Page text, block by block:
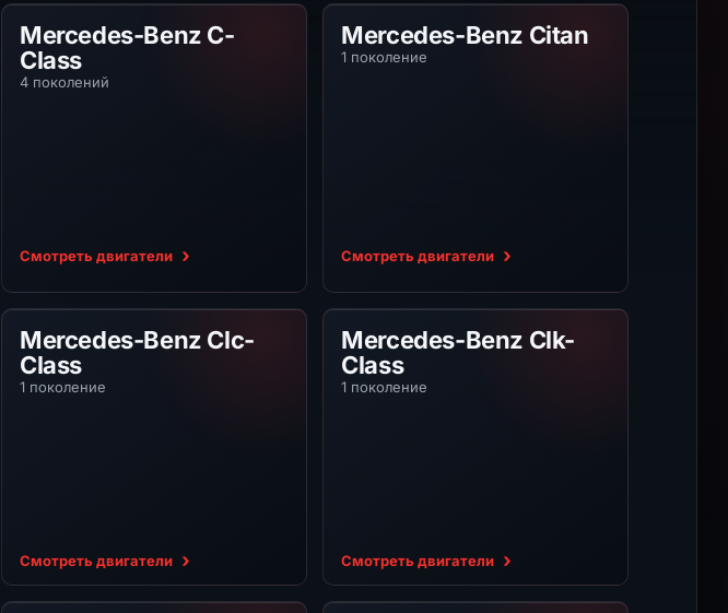
Mercedes-Benz C-Class
Mercedes-Benz C-
Class
4 поколений
Смотреть двигатели
Mercedes-Benz Citan
Mercedes-Benz Citan
1 поколение
Смотреть двигатели
Mercedes-Benz Clc-Class
Mercedes-Benz Clc-
Class
1 поколение
Смотреть двигатели
Mercedes-Benz Clk-Class
Mercedes-Benz Clk-
Class
1 поколение
Смотреть двигатели